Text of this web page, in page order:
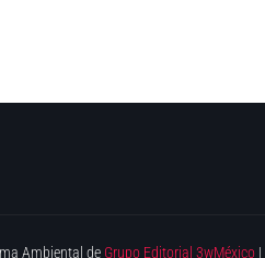
Ambiental de Grupo Editorial 3wMéxico |